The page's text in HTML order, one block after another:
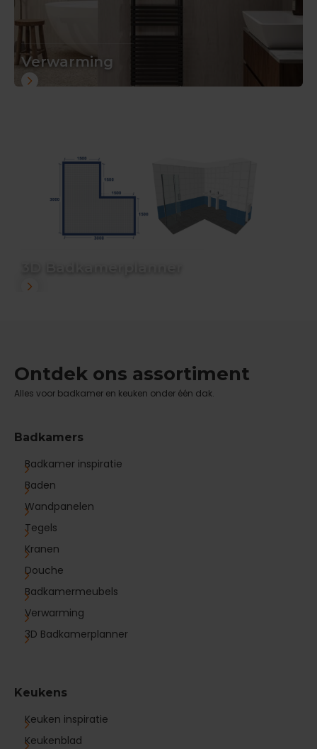
Verwarming
Ontdek ons assortiment
Alles voor badkamer en keuken onder één dak.
Badkamers
Badkamer inspiratie
Baden
Wandpanelen
Tegels
Kranen
Douche
Badkamermeubels
Verwarming
3D Badkamerplanner
Keukens
Keuken inspiratie
Keukenblad